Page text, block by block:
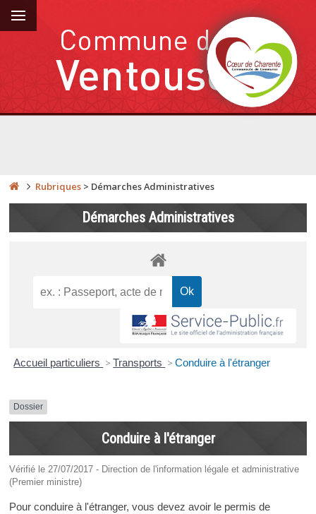
Rubriques > Démarches Administratives
Démarches Administratives
Accueil particuliers > Transports > Conduire à l'étranger
Dossier
Conduire à l'étranger
Vérifié le 27/07/2017 - Direction de l'information légale et administrative
(Premier ministre)
Pour conduire à l'étranger, vous devez avoir le permis de